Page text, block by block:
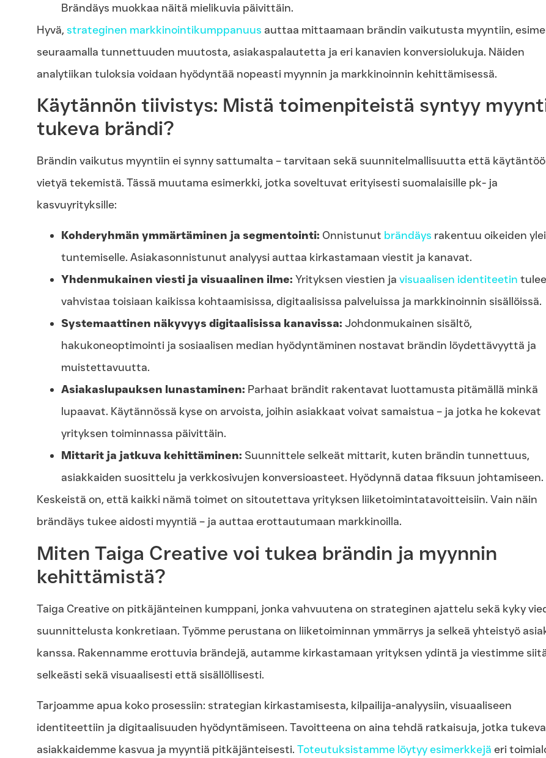
Brändäys muokkaa näitä mielikuvia päivittäin.
Hyvä, strateginen markkinointikumppanuus auttaa mittaamaan brändin vaikutusta myyntiin,
seuraamalla tunnettuuden muutosta, asiakaspalautetta ja eri kanavien konversiolukuja. Näiden
analytiikan tuloksia voidaan hyödyntää nopeasti myynnin ja markkinoinnin kehittämisessä.
Käytännön tiivistys: Mistä toimenpiteistä syntyy
tukeva brändi?
Brändin vaikutus myyntiin ei synny sattumalta – tarvitaan sekä suunnitelmallisuutta että
vietyä tekemistä. Tässä muutama esimerkki, jotka soveltuvat erityisesti suomalaisille pk- ja
kasvuyrityksille:
Kohderyhmän ymmärtäminen ja segmentointi: Onnistunut brändäys rakentuu oikeiden
tuntemiselle. Asiakasonnistunut analyysi auttaa kirkastamaan viestit ja kanavat.
Yhdenmukainen viesti ja visuaalinen ilme: Yrityksen viestien ja visuaalisen identiteetin tulee
vahvistaa toisiaan kaikissa kohtaamisissa, digitaalisissa palveluissa ja markkinoinnin sisällöissä.
Systemaattinen näkyvyys digitaalisissa kanavissa: Johdonmukainen sisältö,
hakukoneoptimointi ja sosiaalisen median hyödyntäminen nostavat brändin löydettävyyttä ja
muistettavuutta.
Asiakaslupauksen lunastaminen: Parhaat brändit rakentavat luottamusta pitämällä minkä
lupaavat. Käytännössä kyse on arvoista, joihin asiakkaat voivat samaistua – ja jotka he kokevat
yrityksen toiminnassa päivittäin.
Mittarit ja jatkuva kehittäminen: Suunnittele selkeät mittarit, kuten brändin tunnettuus,
asiakkaiden suosittelu ja verkkosivujen konversioasteet. Hyödynnä dataa fiksuun johtamiseen.
Keskeistä on, että kaikki nämä toimet on sitoutettava yrityksen liiketoimintatavoitteisiin. Vain näin
brändäys tukee aidosti myyntiä – ja auttaa erottautumaan markkinoilla.
Miten Taiga Creative voi tukea brändin ja myynnin
kehittämistä?
Taiga Creative on pitkäjänteinen kumppani, jonka vahvuutena on strateginen ajattelu sekä kyky
suunnittelusta konkretiaan. Työmme perustana on liiketoiminnan ymmärrys ja selkeä yhteistyö
kanssa. Rakennamme erottuvia brändejä, autamme kirkastamaan yrityksen ydintä ja viestimme
selkeästi sekä visuaalisesti että sisällöllisesti.
Tarjoamme apua koko prosessiin: strategian kirkastamisesta, kilpailija-analyysiin, visuaaliseen
identiteettiin ja digitaalisuuden hyödyntämiseen. Tavoitteena on aina tehdä ratkaisuja, jotka
asiakkaidemme kasvua ja myyntiä pitkäjänteisesti. Toteutuksistamme löytyy esimerkkejä eri